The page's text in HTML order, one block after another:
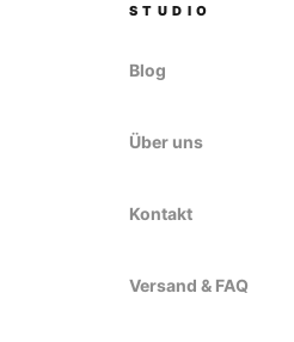
STUDIO
Blog
Über uns
Kontakt
Versand & FAQ